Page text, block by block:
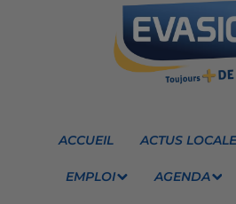
ACCUEIL ACTUS
EMPLOI AGENDA